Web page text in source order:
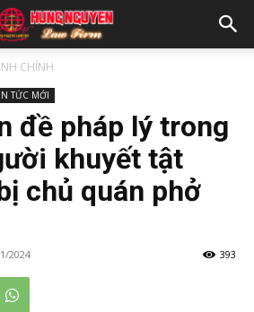
CHÍNH
TỨC MỚI
đề pháp lý trong
khuyết tật
chủ quán phở
2024 393